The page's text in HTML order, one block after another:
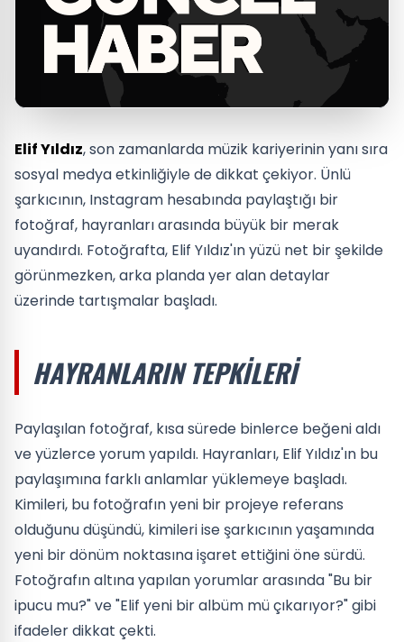
Elif Yıldız, son zamanlarda müzik kariyerinin yanı sıra
sosyal medya etkinliğiyle de dikkat çekiyor. Ünlü
şarkıcının, Instagram hesabında paylaştığı bir
fotoğraf, hayranları arasında büyük bir merak
uyandırdı. Fotoğrafta, Elif Yıldız'ın yüzü net bir şekilde
görünmezken, arka planda yer alan detaylar
üzerinde tartışmalar başladı.
HAYRANLARIN TEPKILERI
Paylaşılan fotoğraf, kısa sürede binlerce beğeni aldı
ve yüzlerce yorum yapıldı. Hayranları, Elif Yıldız'ın bu
paylaşımına farklı anlamlar yüklemeye başladı.
Kimileri, bu fotoğrafın yeni bir projeye referans
olduğunu düşündü, kimileri ise şarkıcının yaşamında
yeni bir dönüm noktasına işaret ettiğini öne sürdü.
Fotoğrafın altına yapılan yorumlar arasında "Bu bir
ipucu mu?" ve "Elif yeni bir albüm mü çıkarıyor?" gibi
ifadeler dikkat çekti.